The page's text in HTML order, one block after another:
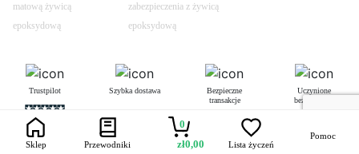
matową żywicą
epoksydową
zabezpieczenia z żywicą
epoksydową
Trustpilot Szybka dostawa
Bezpieczne
transakcje
Uczynione
bezpiecznym
Sklep Przewodniki
0
zł0,00 Lista życzeń
Pomoc